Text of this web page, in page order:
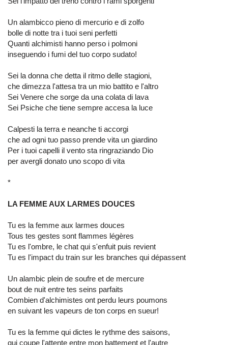
Un alambicco pieno di mercurio e di zolfo
bolle di notte tra i tuoi seni perfetti
Quanti alchimisti hanno perso i polmoni
inseguendo i fumi del tuo corpo sudato!
Sei la donna che detta il ritmo delle stagioni,
che dimezza l'attesa tra un mio battito e l'altro
Sei Venere che sorge da una colata di lava
Sei Psiche che tiene sempre accesa la luce
Calpesti la terra e neanche ti accorgi
che ad ogni tuo passo prende vita un giardino
Per i tuoi capelli il vento sta ringraziando Dio
per avergli donato uno scopo di vita
*
LA FEMME AUX LARMES DOUCES
Tu es la femme aux larmes douces
Tous tes gestes sont flammes légères
Tu es l'ombre, le chat qui s'enfuit puis revient
Tu es l'impact du train sur les branches qui dépassent
Un alambic plein de soufre et de mercure
bout de nuit entre tes seins parfaits
Combien d'alchimistes ont perdu leurs poumons
en suivant les vapeurs de ton corps en sueur!
Tu es la femme qui dictes le rythme des saisons,
qui coupe l'attente entre mon battement et l'autre